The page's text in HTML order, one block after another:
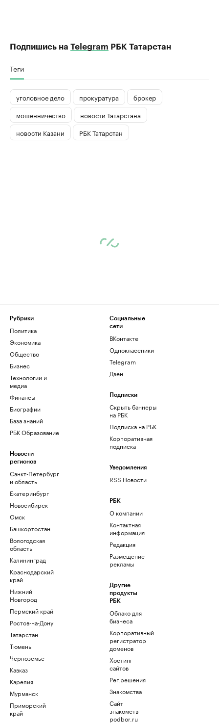
Подпишись на Telegram РБК Татарстан
Теги
уголовное дело прокуратура
брокер
мошенничество
новости Татарстана
новости Казани
РБК Татарстан
Рубрики
Политика
Экономика
Общество
Бизнес
Технологии и
медиа
Финансы
Биографии
База знаний
РБК Образование
Новости
регионов
Санкт-Петербург
и область
Екатеринбург
Новосибирск
Омск
Башкортостан
Вологодская
область
Калининград
Краснодарский
край
Нижний
Новгород
Пермский край
Ростов-на-Дону
Татарстан
Тюмень
Черноземье
Кавказ
Карелия
Мурманск
Приморский
край
Социальные
сети
ВКонтакте
Одноклассники
Telegram
Дзен
Подписки
Скрыть баннеры
на РБК
Подписка на РБК
Корпоративная
подписка
Уведомления
RSS Новости
РБК
О компании
Контактная
информация
Редакция
Размещение
рекламы
Другие
продукты
РБК
Облако для
бизнеса
Корпоративный
регистратор
доменов
Хостинг
сайтов
Рег.решения
Знакомства
Сайт
знакомств
podbor.ru